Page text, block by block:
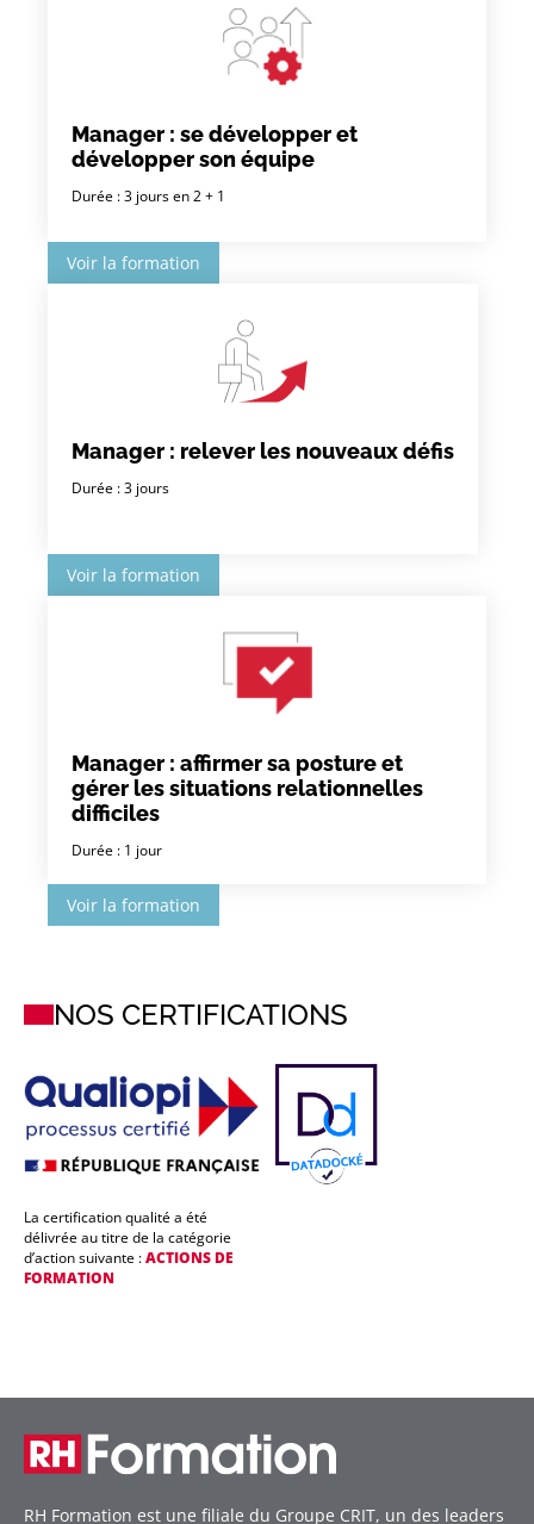
Manager : se développer et
développer son équipe
Durée : 3 jours en 2 + 1
Voir la formation
Manager : relever les nouveaux défis
Durée : 3 jours
Voir la formation
Manager : affirmer sa posture et
gérer les situations relationnelles
difficiles
Durée : 1 jour
Voir la formation
NOS CERTIFICATIONS
La certification qualité a été
délivrée au titre de la catégorie
d’action suivante :ACTIONS DE
FORMATION
RH Formation est une filiale du Groupe CRIT, un des leaders